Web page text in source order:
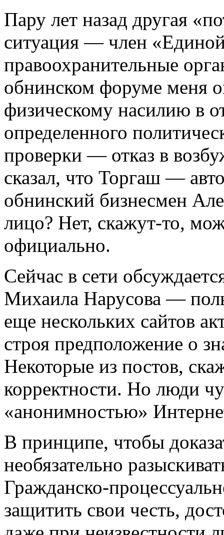
Пару лет назад другая
ситуация — член
правоохранительные
обнинском форуме меня
физическому насилию в
определенного
проверки — отказ в
сказал, что Торгаш —
обнинский бизнесмен
лицо? Нет, скажут­-то,
официально.
Сейчас в сети
Михаила Нарусова —
еще нескольких сайтов
строя предположение о
Некоторые из постов,
корректности. Но люди
«анонимностью»
В принципе, чтобы
необязательно
Гражданско-­
защитить свои честь,